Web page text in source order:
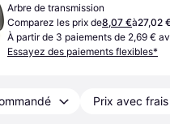
Arbre de transmission
Comparez les prix de8,07 €à27,02
À partir de 3 paiements de 2,69 €
Essayez des paiements flexibles*
Prix avec